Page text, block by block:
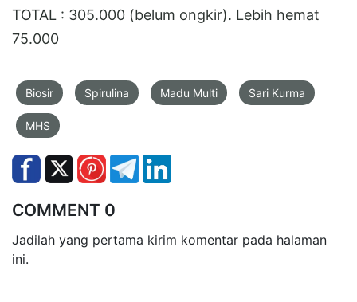
TOTAL : 305.000 (belum ongkir). Lebih hemat
75.000
Biosir Spirulina Madu Multi Sari Kurma
MHS
COMMENT 0
Jadilah yang pertama kirim komentar pada halaman
ini.